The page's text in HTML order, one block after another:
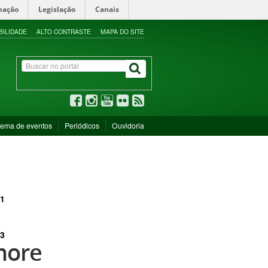
Legislação Canais
ALTO CONTRASTE MAPA DO SITE
de eventos Periódicos Ouvidoria